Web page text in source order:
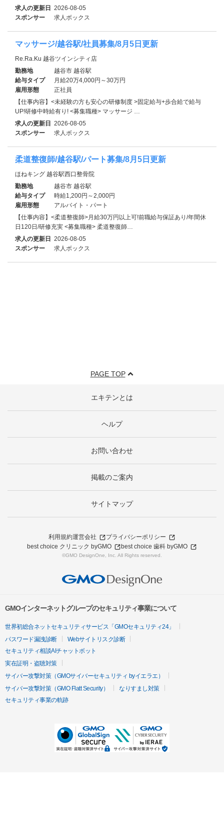
求人の更新日 2026-08-05
スポンサー
求人ボックス
マッサージ/越谷駅/社員募集/8月5日更新
Re.Ra.Ku 越谷ツインシティ店
勤務地
越谷市 越谷駅
給与タイプ
月給20万4,000円～30万円
雇用形態
正社員
【仕事内容】<未経験の方も安心の研修制度 >固定給与+歩合給で給与
UP!研修中時給有り! <募集職種> マッサージ …
求人の更新日 2026-08-05
スポンサー
求人ボックス
柔道整復師/越谷駅/パート募集/8月5日更新
ほねキング 越谷駅西口整骨院
勤務地
越谷市 越谷駅
給与タイプ
時給1,200円～2,000円
雇用形態
アルバイト・パート
【仕事内容】<柔道整復師>月給30万円以上可!前職給与保証あり/年間休
日120日/研修充実 <募集職種> 柔道整復師…
求人の更新日 2026-08-05
スポンサー
求人ボックス
PAGE TOP
エキテンとは
ヘルプ
お問い合わせ
掲載のご案内
サイトマップ
利用規約運営会社
プライバシーポリシー
best choice クリニック byGMO
best choice 歯科 byGMO
©GMO DesignOne, Inc. All Rights reserved.
GMOインターネットグループのセキュリティ事業について
世界初総合ネットセキュリティサービス「GMOセキュリティ24」
パスワード漏洩診断
Webサイトリスク診断
セキュリティ相談AIチャットボット
実在証明・盗聴対策
サイバー攻撃対策（GMOサイバーセキュリティ byイエラエ）
サイバー攻撃対策（GMO Flatt Security）
なりすまし対策
セキュリティ事業の軌跡